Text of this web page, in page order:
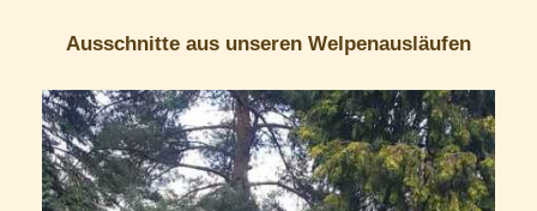
Ausschnitte aus unseren Welpenausläufen